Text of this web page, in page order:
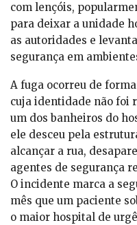
com lençóis,
para deixar a unidade
as autoridades e
segurança em
A fuga ocorreu de
cuja identidade não foi
um dos banheiros do
ele desceu pela
alcançar a rua,
agentes de segurança
O incidente marca a
mês que um paciente
o maior hospital de